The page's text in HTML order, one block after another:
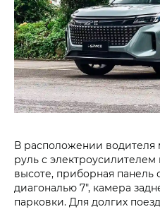
В расположении
руль с
высоте, приборная
диагональю 7", камера
парковки. Для долгих